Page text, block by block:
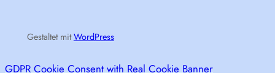
Gestaltet mitWordPress
GDPR Cookie Consent with Real Cookie Banner